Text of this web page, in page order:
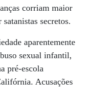
corriam maior
secretos.
aparentemente
sexual infantil,
pré-escola
Acusações